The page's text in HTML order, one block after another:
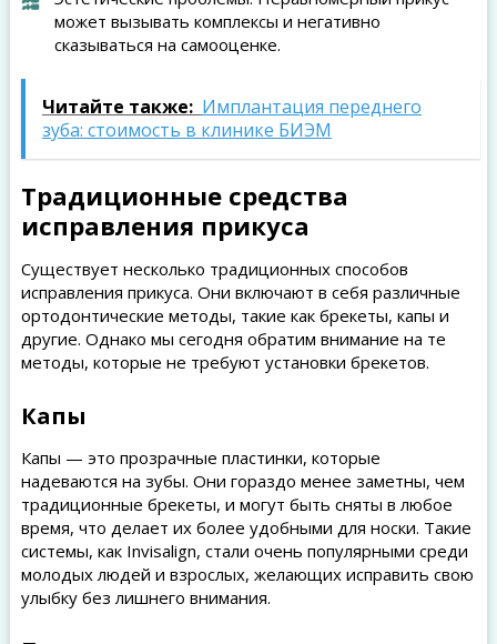
может вызывать комплексы и негативно
сказываться на самооценке.
Читайте также: Имплантация переднего
зуба: стоимость в клинике БИЭМ
Традиционные средства
исправления прикуса
Существует несколько традиционных способов
исправления прикуса. Они включают в себя различные
ортодонтические методы, такие как брекеты, капы и
другие. Однако мы сегодня обратим внимание на те
методы, которые не требуют установки брекетов.
Капы
Капы — это прозрачные пластинки, которые
надеваются на зубы. Они гораздо менее заметны, чем
традиционные брекеты, и могут быть сняты в любое
время, что делает их более удобными для носки. Такие
системы, как Invisalign, стали очень популярными среди
молодых людей и взрослых, желающих исправить свою
улыбку без лишнего внимания.